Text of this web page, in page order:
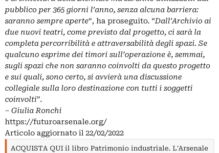
pubblico per 365 giorni l’anno, senza alcuna barriera:
saranno sempre aperte“, ha proseguito. “Dall’Archivio ai
due nuovi teatri, come previsto dal progetto, ci sarà la
completa percorribilità e attraversabilità degli spazi. Se
qualcuno esprime dei timori sull’operazione è, semmai,
sugli spazi che non saranno coinvolti da questo progetto
e sui quali, sono certo, si avvierà una discussione
collegiale sulla loro destinazione con tutti i soggetti
coinvolti”.
– Giulia Ronchi
https://futuroarsenale.org/
Articolo aggiornato il 22/02/2022
ACQUISTA QUI il libro Patrimonio industriale. L'Arsenale